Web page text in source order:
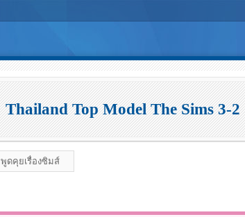
Thailand Top Model The Sims
พูดคุยเรื่องซิมส์